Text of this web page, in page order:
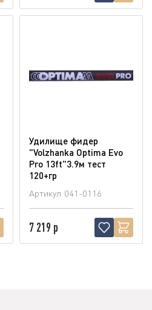
Удилище фидер
"Volzhanka Optima Evo
Pro 13ft"3.9м тест
120+гр
Артикул 041-0116
7 219 р